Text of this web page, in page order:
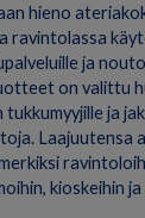
hieno
ravintolassa
ja
on valittu
ja
Laajuutensa
kioskeihin